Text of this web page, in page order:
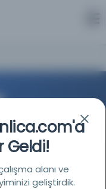
Geldi!
alanı ve
geliştirdik.